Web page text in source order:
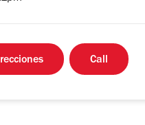
Call